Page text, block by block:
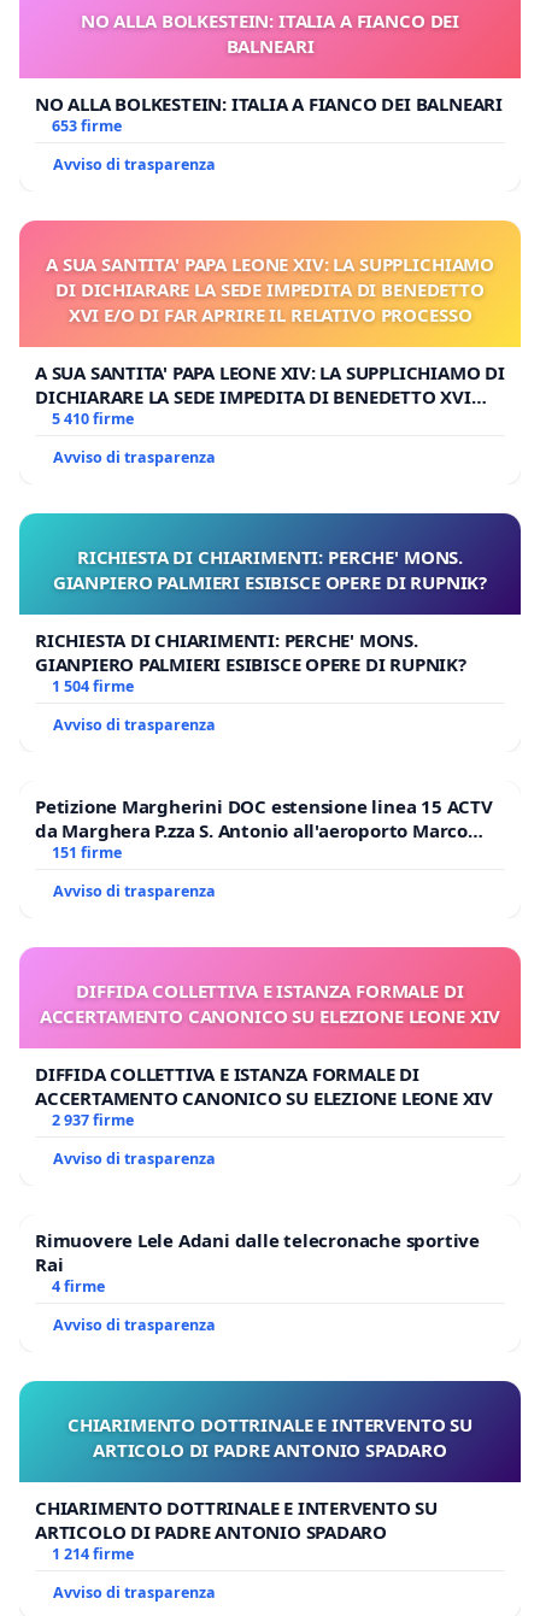
NO ALLA BOLKESTEIN: ITALIA A FIANCO DEI
BALNEARI
NO ALLA BOLKESTEIN: ITALIA A FIANCO DEI BALNEARI
653 firme
Avviso di trasparenza
A SUA SANTITA' PAPA LEONE XIV: LA SUPPLICHIAMO
DI DICHIARARE LA SEDE IMPEDITA DI BENEDETTO
XVI E/O DI FAR APRIRE IL RELATIVO PROCESSO
A SUA SANTITA' PAPA LEONE XIV: LA SUPPLICHIAMO DI
DICHIARARE LA SEDE IMPEDITA DI BENEDETTO XVI
E/O DI FAR APRIRE IL RELATIVO PROCESSO
5 410 firme
Avviso di trasparenza
RICHIESTA DI CHIARIMENTI: PERCHE' MONS.
GIANPIERO PALMIERI ESIBISCE OPERE DI RUPNIK?
RICHIESTA DI CHIARIMENTI: PERCHE' MONS.
GIANPIERO PALMIERI ESIBISCE OPERE DI RUPNIK?
1 504 firme
Avviso di trasparenza
Petizione Margherini DOC estensione linea 15 ACTV
da Marghera P.zza S. Antonio all'aeroporto Marco
Polo tariffa a € 1,50
151 firme
Avviso di trasparenza
DIFFIDA COLLETTIVA E ISTANZA FORMALE DI
ACCERTAMENTO CANONICO SU ELEZIONE LEONE XIV
DIFFIDA COLLETTIVA E ISTANZA FORMALE DI
ACCERTAMENTO CANONICO SU ELEZIONE LEONE XIV
2 937 firme
Avviso di trasparenza
Rimuovere Lele Adani dalle telecronache sportive
Rai
4 firme
Avviso di trasparenza
CHIARIMENTO DOTTRINALE E INTERVENTO SU
ARTICOLO DI PADRE ANTONIO SPADARO
CHIARIMENTO DOTTRINALE E INTERVENTO SU
ARTICOLO DI PADRE ANTONIO SPADARO
1 214 firme
Avviso di trasparenza